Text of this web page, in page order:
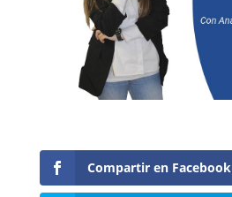
Compartir en Facebook